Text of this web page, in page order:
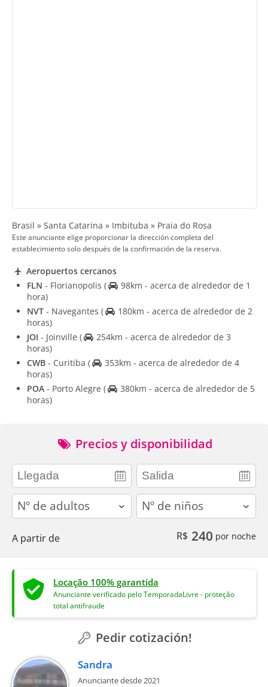
Brasil » Santa Catarina » Imbituba » Praia do Rosa
Este anunciante elige proporcionar la dirección completa del
establecimiento solo después de la confirmación de la reserva.
Aeropuertos cercanos
FLN - Florianopolis (
98km - acerca de alrededor de 1
hora)
NVT - Navegantes (
180km - acerca de alrededor de 2
horas)
JOI - Joinville (
254km - acerca de alrededor de 3
horas)
CWB - Curitiba (
353km - acerca de alrededor de 4
horas)
POA - Porto Alegre (
380km - acerca de alrededor de 5
horas)
Precios y disponibilidad
adults children
A partir de R$ 240 por noche
Locação 100% garantida
Anunciante verificado pelo TemporadaLivre - proteção
total antifraude
Pedir cotización!
Sandra
Anunciante desde 2021